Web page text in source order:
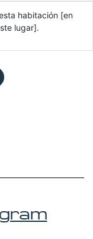
habitación [en
lugar].